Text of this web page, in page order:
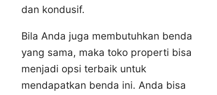
dan kondusif.
Bila Anda juga membutuhkan benda
yang sama, maka toko properti bisa
menjadi opsi terbaik untuk
mendapatkan benda ini. Anda bisa